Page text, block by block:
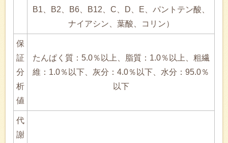
B1、B2、B6、B12、C、D、E、パントテン酸、
ナイアシン、葉酸、コリン）
保
証
分
析
値
たんぱく質：5.0％以上、脂質：1.0％以上、粗繊
維：1.0％以下、灰分：4.0％以下、水分：95.0％
以下
代
謝